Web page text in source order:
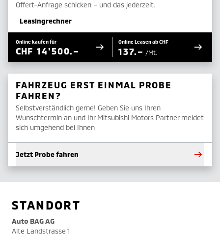
Offert-Anfrage schicken – und das jederzeit.
Leasingrechner
Online kaufen für
CHF 14'500.–
Online Leasen ab CHF
137.– /Mt.
FAHRZEUG ERST EINMAL PROBE
FAHREN?
Selbstverständlich gerne! Geben Sie uns Ihren
Wunschtermin an und Ihr Mitsubishi Motors Partner meldet
sich umgehend bei Ihnen
Jetzt Probe fahren
STANDORT
Auto BAG AG
Alte Landstrasse 1